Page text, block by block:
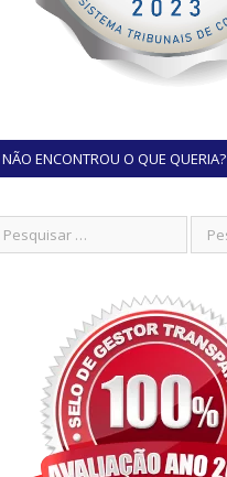
NÃO ENCONTROU O QUE QUERIA?